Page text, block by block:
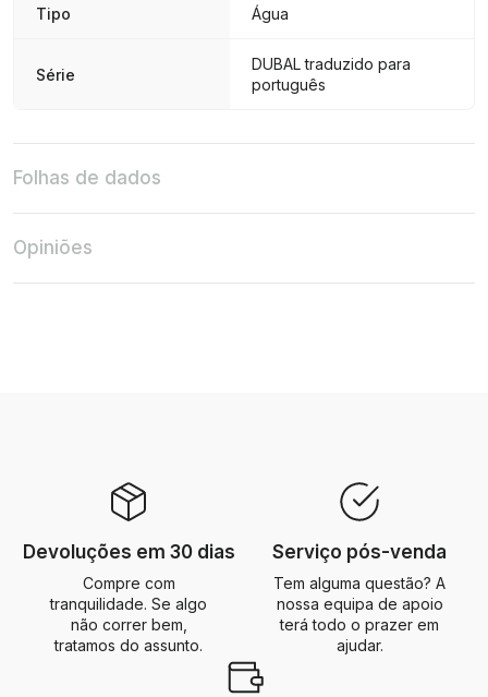
Tipo Água
Série
DUBAL traduzido para
português
Folhas de dados
Opiniões
Devoluções em 30 dias
Compre com
tranquilidade. Se algo
não correr bem,
tratamos do assunto.
Serviço pós-venda
Tem alguma questão? A
nossa equipa de apoio
terá todo o prazer em
ajudar.